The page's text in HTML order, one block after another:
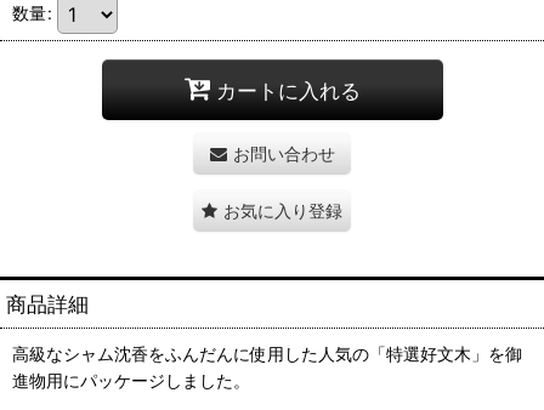
数量:
カートに入れる
お問い合わせ
お気に入り登録
商品詳細
高級なシャム沈香をふんだんに使用した人気の「特選好文木」を御
進物用にパッケージしました。